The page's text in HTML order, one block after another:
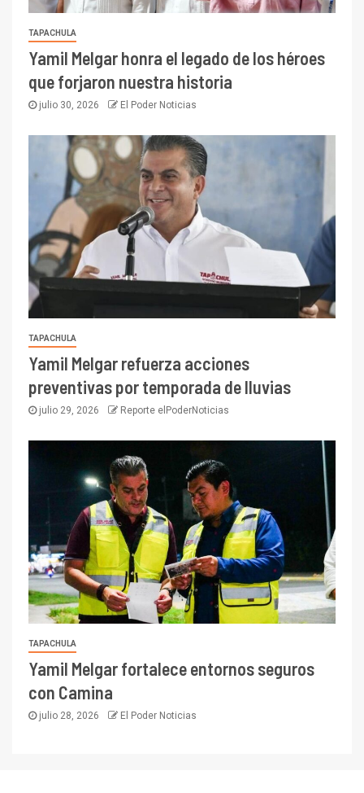
TAPACHULA
Yamil Melgar honra el legado de los héroes
que forjaron nuestra historia
julio 30, 2026 El Poder Noticias
TAPACHULA
Yamil Melgar refuerza acciones
preventivas por temporada de lluvias
julio 29, 2026 Reporte elPoderNoticias
TAPACHULA
Yamil Melgar fortalece entornos seguros
con Camina
julio 28, 2026 El Poder Noticias